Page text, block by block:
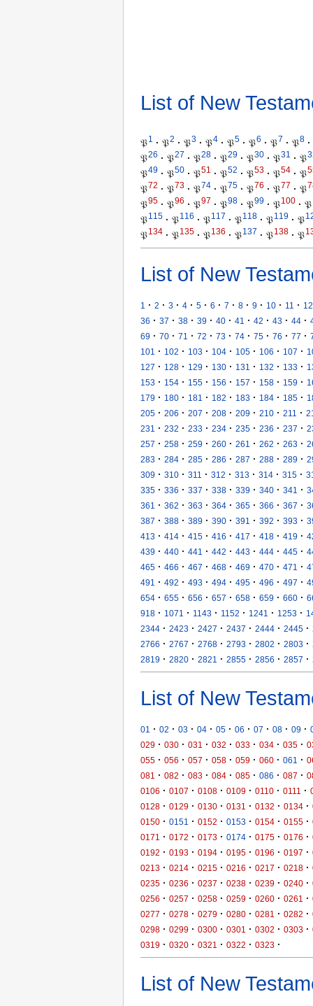
List of New
𝔓1 · 𝔓2 · 𝔓3 · 𝔓4 · 𝔓5 · 𝔓6 · 𝔓7 · 𝔓8 ·
𝔓26 · 𝔓27 · 𝔓28 · 𝔓29 · 𝔓30 · 𝔓31 · 𝔓
𝔓49 · 𝔓50 · 𝔓51 · 𝔓52 · 𝔓53 · 𝔓54 · 𝔓
𝔓72 · 𝔓73 · 𝔓74 · 𝔓75 · 𝔓76 · 𝔓77 · 𝔓
𝔓95 · 𝔓96 · 𝔓97 · 𝔓98 · 𝔓99 · 𝔓100 · 𝔓
𝔓115 · 𝔓116 · 𝔓117 · 𝔓118 · 𝔓119 · 𝔓
𝔓134 · 𝔓135 · 𝔓136 · 𝔓137 · 𝔓138 · 𝔓
List of New
1 · 2 · 3 · 4 · 5 · 6 · 7 · 8 · 9 · 10 · 11 · 12
36 · 37 · 38 · 39 · 40 · 41 · 42 · 43 · 44 ·
69 · 70 · 71 · 72 · 73 · 74 · 75 · 76 · 77 ·
101
· 102 · 103 · 104 · 105 · 106 · 107 ·
127 · 128 · 129 · 130 · 131 · 132 · 133 ·
153 · 154 · 155 · 156 · 157 · 158 · 159 ·
179 · 180 · 181 · 182 · 183 · 184 · 185 ·
205 · 206 · 207 · 208 · 209 · 210 · 211 ·
231
· 232 · 233 · 234 · 235 · 236 · 237 ·
257 · 258 · 259 · 260 · 261 · 262 · 263 ·
283 · 284 · 285 · 286 · 287 · 288 · 289 ·
309 · 310 · 311 · 312 · 313 · 314 · 315 ·
335 · 336 · 337 · 338 · 339 · 340 · 341 ·
361
· 362 · 363 · 364 · 365 · 366 · 367 ·
387 · 388 · 389 · 390 · 391 · 392 · 393 ·
413 · 414 · 415 · 416 · 417 · 418 · 419 ·
439 · 440 · 441 · 442 · 443 · 444 · 445 ·
465 · 466 · 467 · 468 · 469 · 470 · 471 ·
491
· 492 · 493 · 494 · 495 · 496 · 497 ·
654 · 655 · 656 · 657 · 658 · 659 · 660 ·
918 · 1071 · 1143 · 1152 · 1241 · 1253 ·
2344 · 2423 · 2427 · 2437 · 2444 · 2445 ·
2766 · 2767 · 2768 · 2793 · 2802 · 2803 ·
2819 · 2820 · 2821 · 2855 · 2856 · 2857 ·
List of New
01 · 02 · 03 · 04 · 05 · 06 · 07 · 08 · 09 ·
029 · 030 · 031 · 032 · 033 · 034 · 035 ·
055 · 056 · 057 · 058 · 059 · 060 · 061 ·
081
· 082 · 083 · 084 · 085 · 086 · 087 ·
0106 · 0107 · 0108 · 0109 · 0110 · 0111 ·
0128 · 0129 · 0130 · 0131 · 0132 · 0134 ·
0150 · 0151 · 0152 · 0153 · 0154 · 0155 ·
0171
· 0172 · 0173 · 0174 · 0175 · 0176 ·
0192 · 0193 · 0194 · 0195 · 0196 · 0197 ·
0213 · 0214 · 0215 · 0216 · 0217 · 0218 ·
0235 · 0236 · 0237 · 0238 · 0239 · 0240 ·
0256 · 0257 · 0258 · 0259 · 0260 · 0261 ·
0277 · 0278 · 0279 · 0280 · 0281 · 0282 ·
0298 · 0299 · 0300 · 0301 · 0302 · 0303 ·
0319 · 0320 · 0321 · 0322 · 0323 ·
List of New